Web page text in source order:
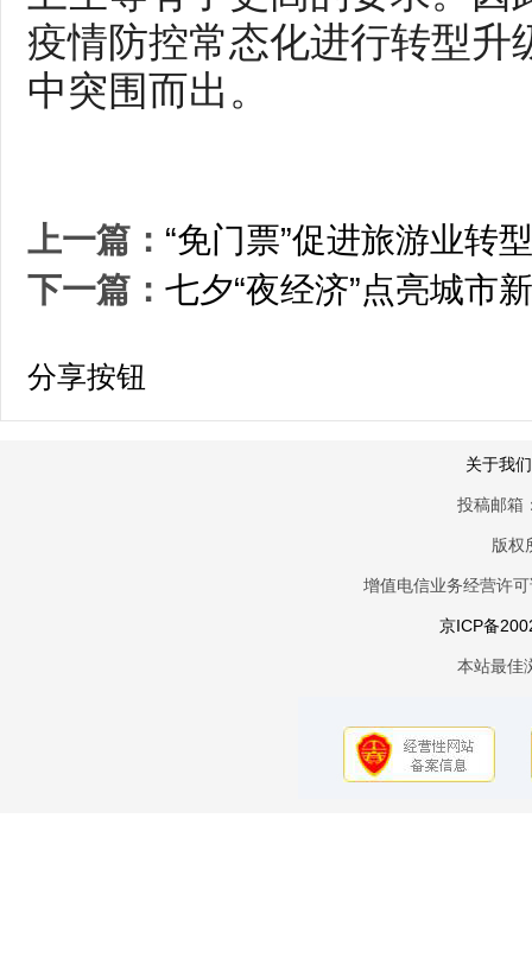
疫情防控常态化进行转型升
中突围而出。
上一篇： “免门票”促进旅游业转
下一篇： 七夕“夜经济”点亮城市
分享按钮
关于我们
投稿邮箱
版权
增值电信业务经营许
京ICP备
本站最佳